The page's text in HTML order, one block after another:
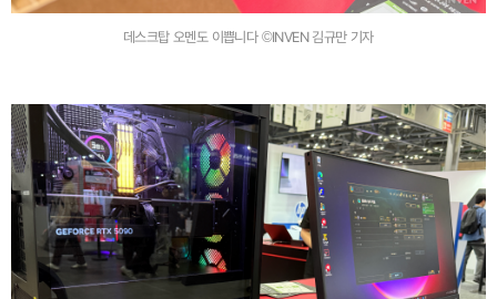
데스크탑 오멘도 이쁩니다 ©INVEN 김규만 기자